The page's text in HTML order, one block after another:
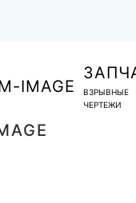
ВЗРЫВНЫЕ
ЧЕРТЕЖИ